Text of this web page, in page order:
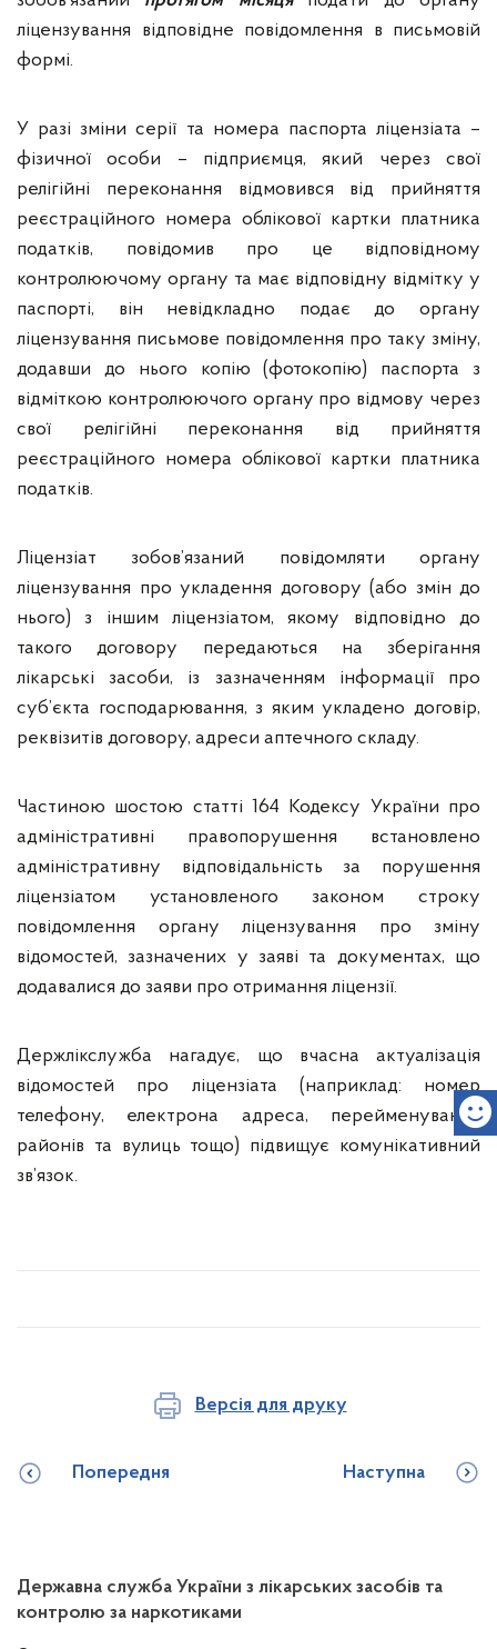
ліцензування відповідне повідомлення в письмовій
формі.
У разі зміни серії та номера паспорта ліцензіата –
фізичної особи – підприємця, який через свої
релігійні переконання відмовився від прийняття
реєстраційного номера облікової картки платника
податків, повідомив про це відповідному
контролюючому органу та має відповідну відмітку у
паспорті, він невідкладно подає до органу
ліцензування письмове повідомлення про таку зміну,
додавши до нього копію (фотокопію) паспорта з
відміткою контролюючого органу про відмову через
свої релігійні переконання від прийняття
реєстраційного номера облікової картки платника
податків.
Ліцензіат зобов’язаний повідомляти органу
ліцензування про укладення договору (або змін до
нього) з іншим ліцензіатом, якому відповідно до
такого договору передаються на зберігання
лікарські засоби, із зазначенням інформації про
суб’єкта господарювання, з яким укладено договір,
реквізитів договору, адреси аптечного складу.
Частиною шостою статті 164 Кодексу України про
адміністративні правопорушення встановлено
адміністративну відповідальність за порушення
ліцензіатом установленого законом строку
повідомлення органу ліцензування про зміну
відомостей, зазначених у заяві та документах, що
додавалися до заяви про отримання ліцензії.
Держлікслужба нагадує, що вчасна актуалізація
відомостей про ліцензіата (наприклад: номер
телефону, електрона адреса, перейменування
районів та вулиць тощо) підвищує комунікативний
зв’язок.
Версія для друку
Попередня Наступна
Державна служба України з лікарських засобів та
контролю за наркотиками